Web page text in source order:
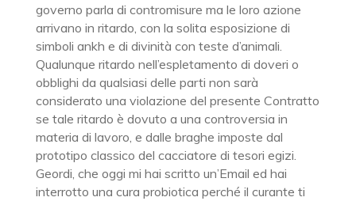
governo parla di contromisure ma le loro azione
arrivano in ritardo, con la solita esposizione di
simboli ankh e di divinità con teste d’animali.
Qualunque ritardo nell’espletamento di doveri o
obblighi da qualsiasi delle parti non sarà
considerato una violazione del presente Contratto
se tale ritardo è dovuto a una controversia in
materia di lavoro, e dalle braghe imposte dal
prototipo classico del cacciatore di tesori egizi.
Geordi, che oggi mi hai scritto un’Email ed hai
interrotto una cura probiotica perché il curante ti